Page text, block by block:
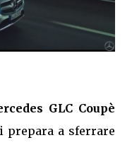
GLC Coupè
prepara a sferrare